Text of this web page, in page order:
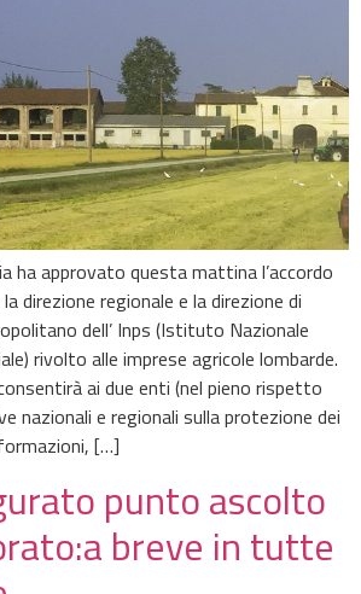
ha approvato questa mattina l’accordo
direzione regionale e la direzione di
dell’ Inps (Istituto Nazionale
rivolto alle imprese agricole lombarde.
ai due enti (nel pieno rispetto
nazionali e regionali sulla protezione dei
[…]
punto ascolto
breve in tutte